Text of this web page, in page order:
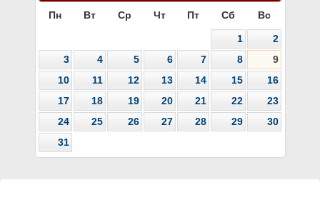
Пн Вт Ср Чт Пт Сб Вс
1
2
3
4 5 6 7 8
9
10
11 12 13 14 15
16
17
18 19 20 21 22
23
24
25 26 27 28 29
30
31